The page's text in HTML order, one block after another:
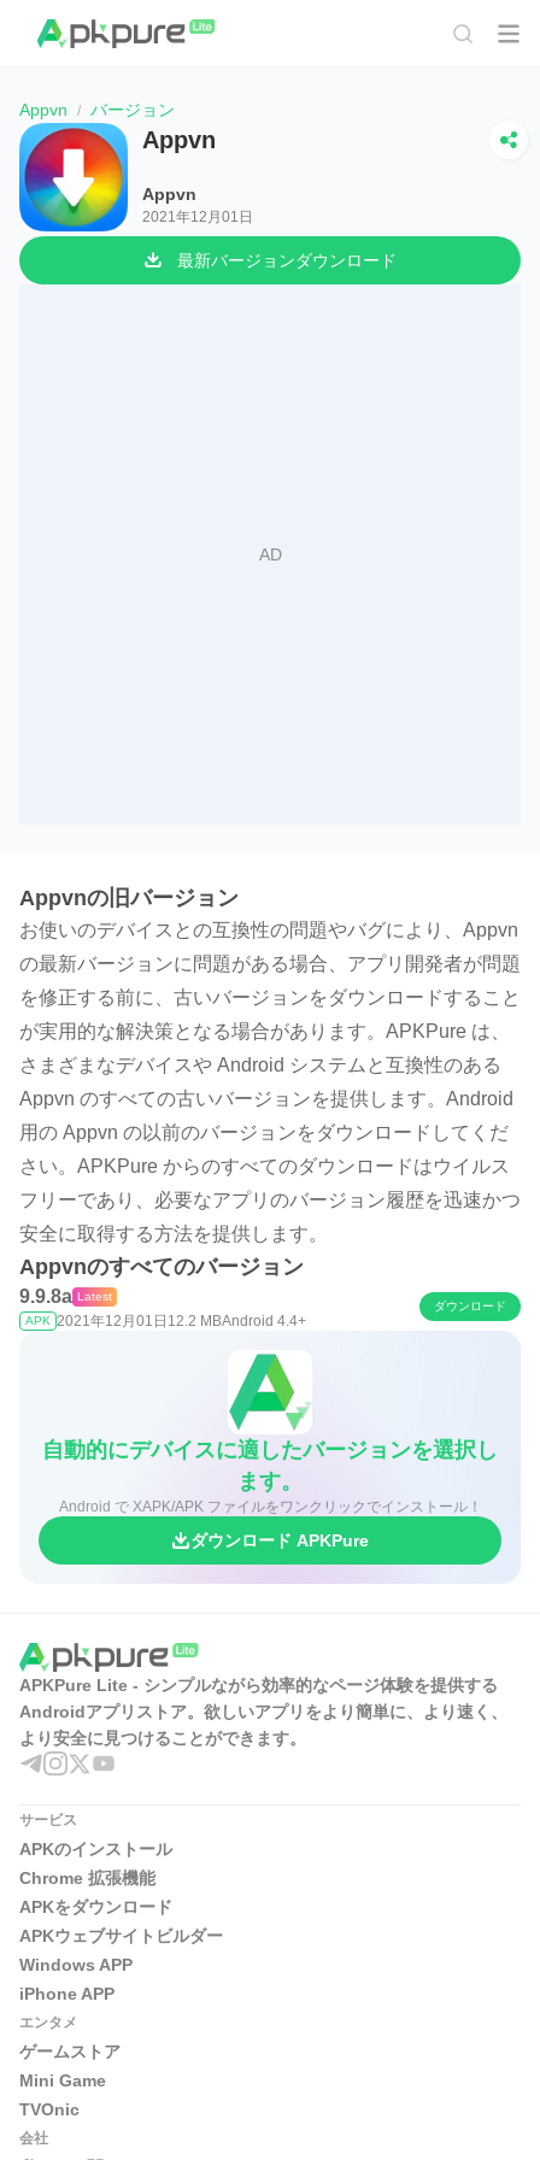
Appvn バージョン
Appvn
Appvn
2021年12月01日
最新バージョンダウンロード
Appvnの旧バージョン
お使いのデバイスとの互換性の問題やバグにより、Appvn
の最新バージョンに問題がある場合、アプリ開発者が問題
を修正する前に、古いバージョンをダウンロードすること
が実用的な解決策となる場合があります。APKPure は、
さまざまなデバイスや Android システムと互換性のある
Appvn のすべての古いバージョンを提供します。Android
用の Appvn の以前のバージョンをダウンロードしてくだ
さい。APKPure からのすべてのダウンロードはウイルス
フリーであり、必要なアプリのバージョン履歴を迅速かつ
安全に取得する方法を提供します。
Appvnのすべてのバージョン
9.9.8a Latest
APK 2021年12月01日 12.2 MBAndroid 4.4+
ダウンロード
自動的にデバイスに適したバージョンを選択し
ます。
Android で XAPK/APK ファイルをワンクリックでインストール！
ダウンロード APKPure
APKPure Lite - シンプルながら効率的なページ体験を提供する
Androidアプリストア。欲しいアプリをより簡単に、より速く、
より安全に見つけることができます。
サービス
APKのインストール
Chrome 拡張機能
APKをダウンロード
APKウェブサイトビルダー
Windows APP
iPhone APP
エンタメ
ゲームストア
Mini Game
TVOnic
会社